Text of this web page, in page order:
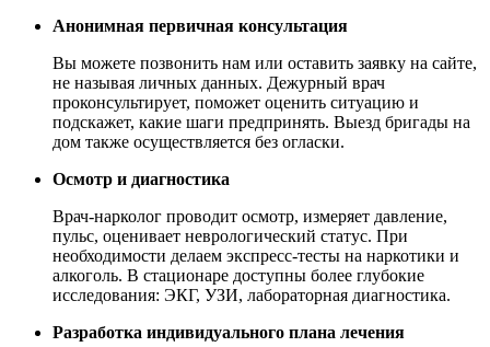
Анонимная первичная консультация
Вы можете позвонить нам или оставить заявку на сайте,
не называя личных данных. Дежурный врач
проконсультирует, поможет оценить ситуацию и
подскажет, какие шаги предпринять. Выезд бригады на
дом также осуществляется без огласки.
Осмотр и диагностика
Врач-нарколог проводит осмотр, измеряет давление,
пульс, оценивает неврологический статус. При
необходимости делаем экспресс-тесты на наркотики и
алкоголь. В стационаре доступны более глубокие
исследования: ЭКГ, УЗИ, лабораторная диагностика.
Разработка индивидуального плана лечения